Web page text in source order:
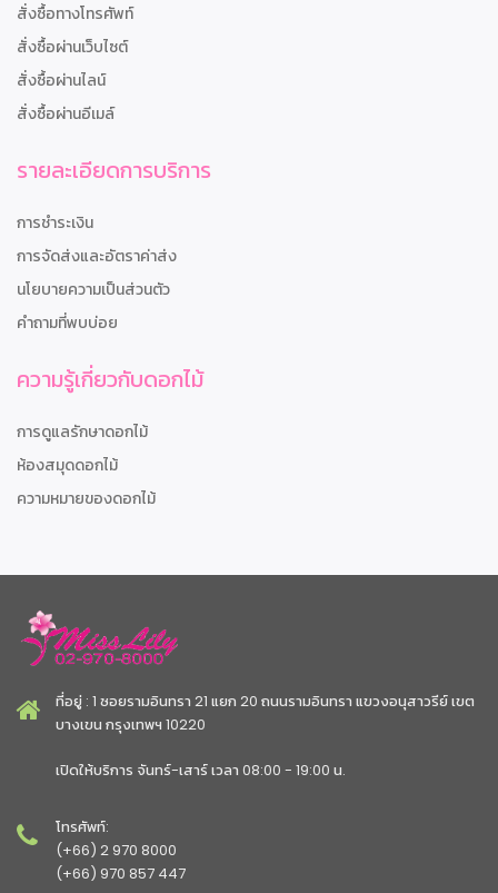
สั่งซื้อทางโทรศัพท์
สั่งซื้อผ่านเว็บไซต์
สั่งซื้อผ่านไลน์
สั่งซื้อผ่านอีเมล์
รายละเอียดการบริการ
การชำระเงิน
การจัดส่งและอัตราค่าส่ง
นโยบายความเป็นส่วนตัว
คำถามที่พบบ่อย
ความรู้เกี่ยวกับดอกไม้
การดูแลรักษาดอกไม้
ห้องสมุดดอกไม้
ความหมายของดอกไม้
ที่อยู่ : 1 ซอยรามอินทรา 21 แยก 20 ถนนรามอินทรา แขวงอนุสาวรีย์ เขต
บางเขน กรุงเทพฯ 10220
เปิดให้บริการ จันทร์-เสาร์ เวลา 08:00 - 19:00 น.
โทรศัพท์:
(+66) 2 970 8000
(+66) 970 857 447